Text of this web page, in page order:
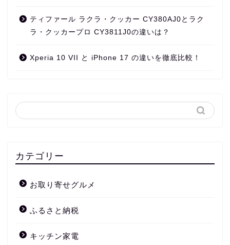
ティファール ラクラ・クッカー CY380AJ0とラク
ラ・クッカープロ CY3811J0の違いは？
Xperia 10 VII と iPhone 17 の違いを徹底比較！
カテゴリー
お取り寄せグルメ
ふるさと納税
キッチン家電